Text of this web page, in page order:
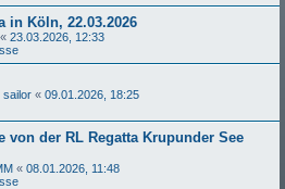
in Köln, 22.03.2026
« 23.03.2026, 12:33
sailor « 09.01.2026, 18:25
von der RL Regatta Krupunder See
« 08.01.2026, 11:48